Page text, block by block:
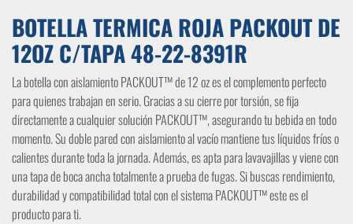
BOTELLA TERMICA ROJA PACKOUT DE
12OZ C/TAPA 48-22-8391R
La botella con aislamiento PACKOUT™ de 12 oz es el complemento perfecto
para quienes trabajan en serio. Gracias a su cierre por torsión, se fija
directamente a cualquier solución PACKOUT™, asegurando tu bebida en todo
momento. Su doble pared con aislamiento al vacío mantiene tus líquidos fríos o
calientes durante toda la jornada. Además, es apta para lavavajillas y viene con
una tapa de boca ancha totalmente a prueba de fugas. Si buscas rendimiento,
durabilidad y compatibilidad total con el sistema PACKOUT™ este es el
producto para ti.